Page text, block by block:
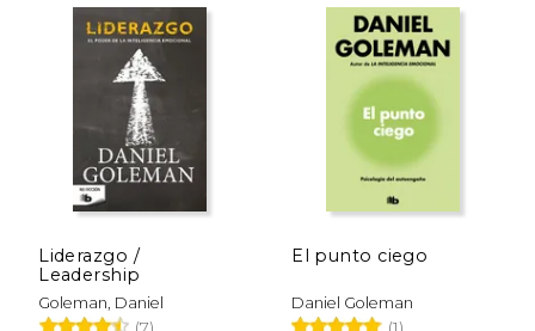
15%
dcto. dcto.
Liderazgo /
Leadership
Goleman, Daniel
(7)
El punto ciego
Daniel Goleman
(1)